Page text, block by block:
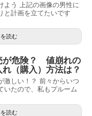
よう 上記の画像の男性に
と計画を立てたいです
読む
が危険？ 値崩れの
（購入）方法は？
激しい！？ 前々からいつ
いたので、私もプルーム
読む